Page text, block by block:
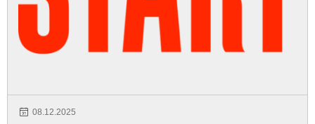
08.12.2025